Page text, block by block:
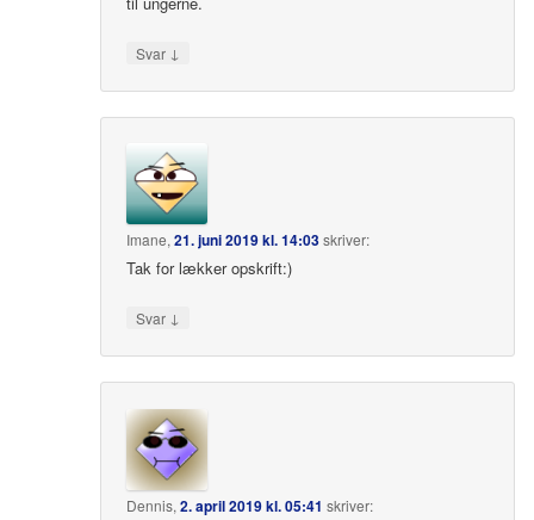
Svar ↓
Imane,21. juni 2019 kl. 14:03skriver:
Tak for lækker opskrift:)
Svar ↓
Dennis,2. april 2019 kl. 05:41 skriver: